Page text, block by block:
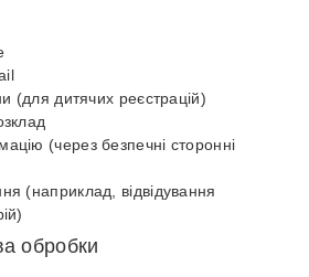
(для дитячих реєстрацій)
(через безпечні сторонні
(наприклад, відвідування
обробки